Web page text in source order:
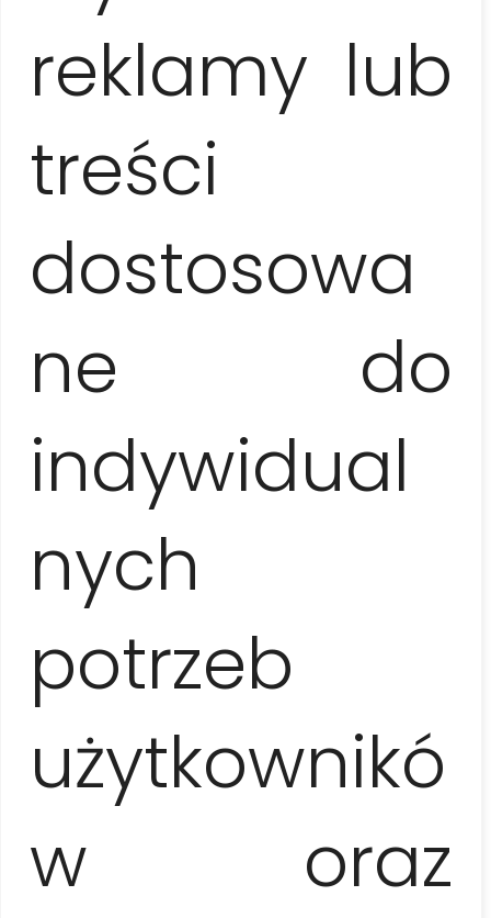
reklamy lub
treści
dostosowa
ne do
indywidual
nych
potrzeb
użytkownikó
w oraz
angielskim / hiszpańskim / francuskim / niemieckim),
transport, wizyta w Jaskini Indianina, na plantacji
tytoniu i przy Muralu Prehistorii, lunch, piñacolada
Nie wliczono w cenę
przejażdżka konna – 10 EUR / os.
Zabrać na zwiedzanie
przeciwsłoneczną (czapkę z daszkiem / kapelusz,
okulary, krem z filtrem), odpowiednie spodnie lub
legginsy do jazdy konnej
Cennik
295 EUR / os.
170 EUR / os.